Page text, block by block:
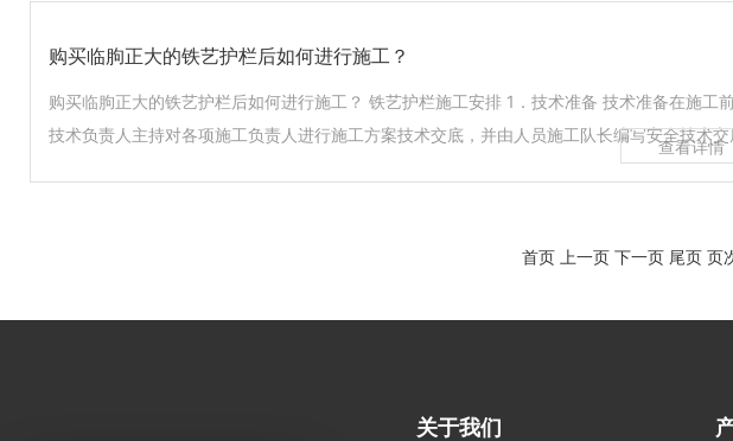
购买临朐正大的铁艺护栏后如何进行施工？
购买临朐正大的铁艺护栏后如何进行施工？ 铁艺护栏施工安排 1．技术准备 技术准备在施工
技术负责人主持对各项施工负责人进行施工方案技术交底，并由人员施工队长编写安全技术
对施工人员进行培训及现场作业指导。 2．材料准备 根据施工图纸和设计要求，采购工程所
首页 上一页 下一页 尾页页
关于我们